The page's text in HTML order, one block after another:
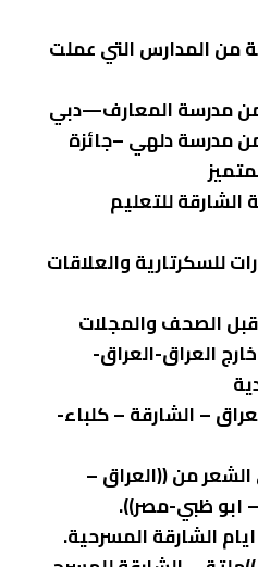
من المدارس التي عملت
مدرسة المعارف—دبي
مدرسة دلهي –جائزة
للتعليم
للسكرتارية والعلاقات
الصحف والمجلات
العراق-العراق-
– الشارقة – كلباء-
من ((العراق –
ابو ظبي-مصر)).
الشارقة المسرحية.